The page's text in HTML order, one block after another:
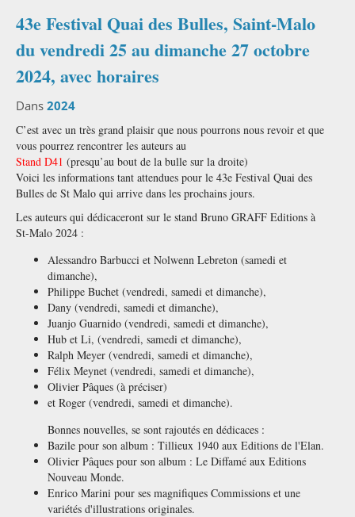
43e Festival Quai des Bulles, Saint-Malo
du vendredi 25 au dimanche 27 octobre
2024, avec horaires
Dans 2024
C’est avec un très grand plaisir que nous pourrons nous revoir et que
vous pourrez rencontrer les auteurs au
Stand D41 (presqu’au bout de la bulle sur la droite)
Voici les informations tant attendues pour le 43e Festival Quai des
Bulles de St Malo qui arrive dans les prochains jours.
Les auteurs qui dédicaceront sur le stand Bruno GRAFF Editions à
St-Malo 2024 :
Alessandro Barbucci et Nolwenn Lebreton (samedi et
dimanche),
Philippe Buchet (vendredi, samedi et dimanche),
Dany (vendredi, samedi et dimanche),
Juanjo Guarnido (vendredi, samedi et dimanche),
Hub et Li, (vendredi, samedi et dimanche),
Ralph Meyer (vendredi, samedi et dimanche),
Félix Meynet (vendredi, samedi et dimanche),
Olivier Pâques (à préciser)
et Roger (vendredi, samedi et dimanche).
Bonnes nouvelles, se sont rajoutés en dédicaces :
Bazile pour son album : Tillieux 1940 aux Editions de l'Elan.
Olivier Pâques pour son album : Le Diffamé aux Editions
Nouveau Monde.
Enrico Marini pour ses magnifiques Commissions et une
variétés d'illustrations originales.